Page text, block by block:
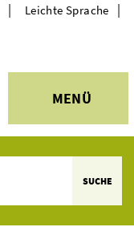
MENÜ
| Leichte Sprache |
SUCHE